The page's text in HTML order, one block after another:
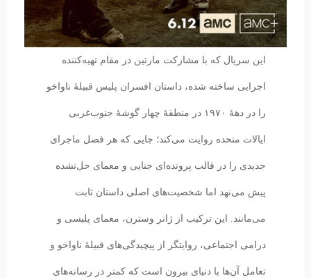
این سریال که با مشارکت مارتین در مقام تهیه‌کننده
اجرایی ساخته شده، داستان افسران پلیس قبیلهٔ ناواخو
را در دههٔ ۱۹۷۰ در منطقهٔ چهار گوشهٔ جنوب‌غربی
ایالات متحده روایت می‌کند؛ جایی که هر فصل ماجرای
جدیدی را در قالب پرونده‌ای جنایی و معمای حل‌نشده
پیش می‌نهد اما شخصیت‌های اصلی داستان ثابت
می‌مانند. این ترکیب از ژانر وسترن، معمای پلیسی و
درامی اجتماعی، روایتگر از پیچیدگی‌های قبیلهٔ ناواخو و
تعامل آن‌ها با دنیای بیرون است که کمتر در رسانه‌های